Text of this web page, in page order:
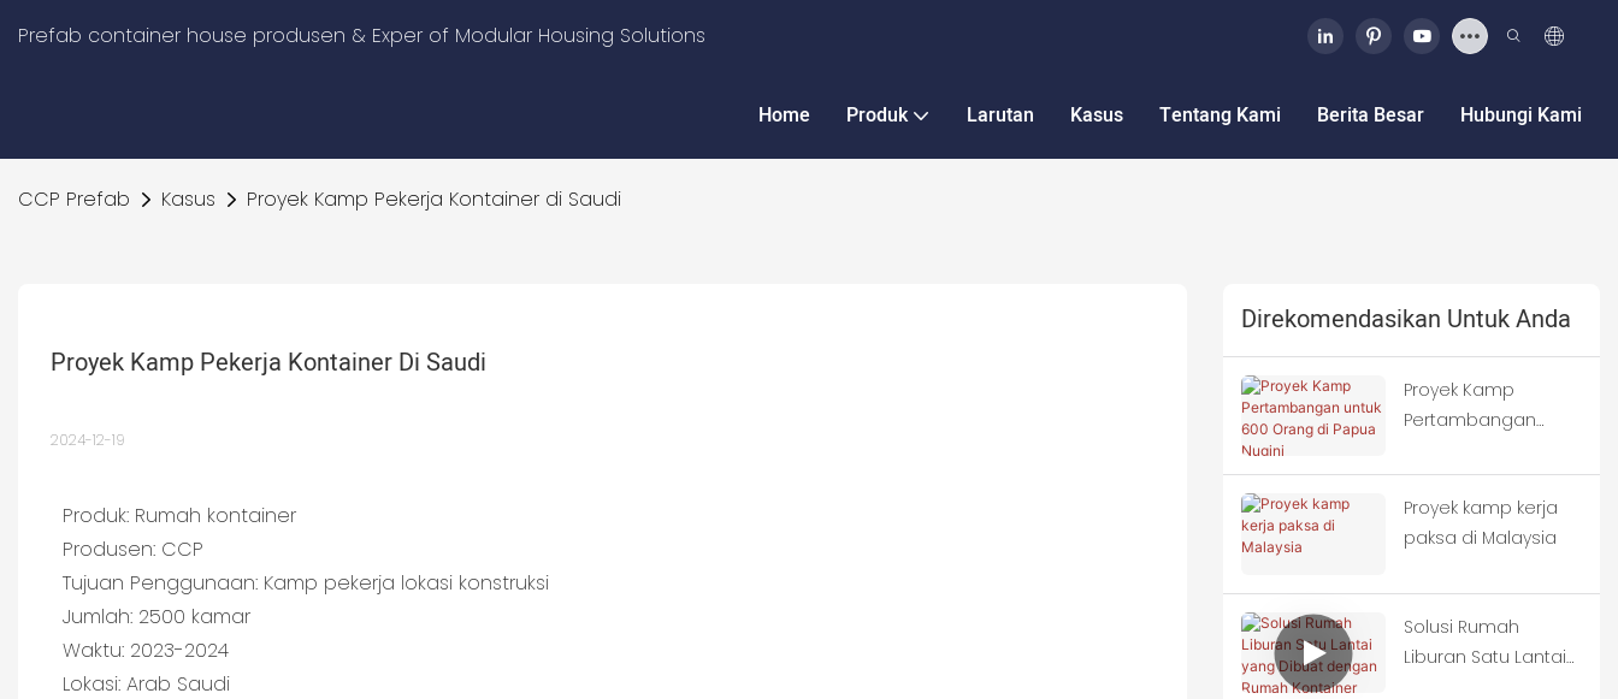
Prefab container house produsen & Exper of Modular Housing Solutions
Home Produk Larutan Kasus Tentang Kami Berita Besar Hubungi Kami
CCP Prefab Kasus Proyek Kamp Pekerja Kontainer di Saudi
Proyek Kamp Pekerja Kontainer Di Saudi
2024-12-19
Produk: Rumah kontainer
Produsen: CCP
Tujuan Penggunaan: Kamp pekerja lokasi konstruksi
Jumlah: 2500 kamar
Waktu: 2023-2024
Lokasi: Arab Saudi
Direkomendasikan Untuk Anda
Proyek Kamp
Pertambangan
Papua Nugini
Proyek kamp kerja
paksa di Malaysia
Solusi Rumah
Liburan Satu Lantai